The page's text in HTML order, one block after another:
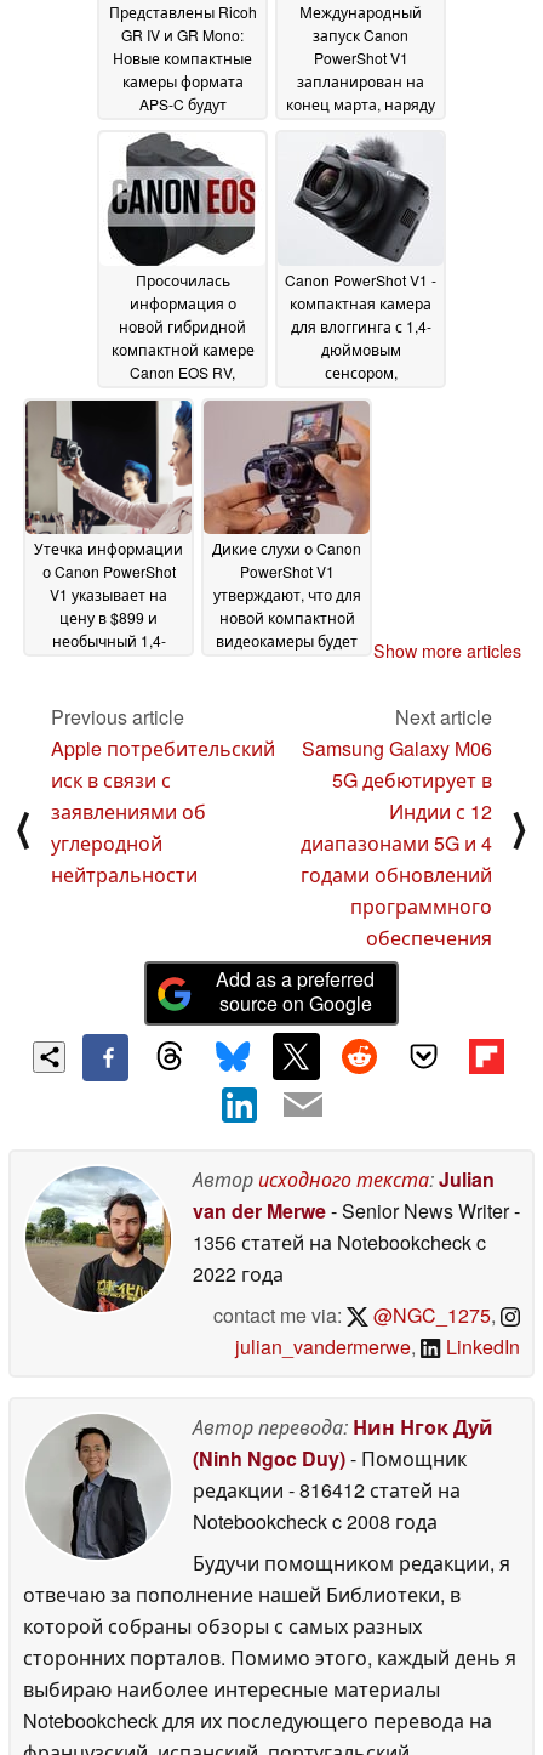
Представлены Ricoh
GR IV и GR Mono:
Новые компактные
камеры формата
APS-C будут
выпущены в
ближайшее время,
но видео по-
прежнему не
является
приоритетом для
Ricoh
Международный
запуск Canon
PowerShot V1
запланирован на
конец марта, наряду
компактными
камерами EOS для
видеосъемки
14 March
2025
Просочилась
информация о
новой гибридной
компактной камере
Canon EOS RV,
ориентированной
на видеосъемку, с
сенсором APS-C и
сменными
объективами
08 March
2025
Canon PowerShot V1 -
компактная камера
для влоггинга с 1,4-
дюймовым
сенсором,
вентилятором
охлаждения для
расширенного видео
4K 60fps21 February 2025
Утечка информации
о Canon PowerShot
V1 указывает на
цену в $899 и
необычный 1,4-
гибридной камеры18
Дикие слухи о Canon
PowerShot V1
утверждают, что для
новой компактной
видеокамеры будет
Show more articles
⟨
Previous article
Apple потребительский
иск в связи с
заявлениями об
углеродной
нейтральности
Next article
Samsung Galaxy M06
5G дебютирует в
Индии с 12
диапазонами 5G и 4
годами обновлений
программного
обеспечения
⟩
Add as a preferred
source on Google
Авторисходного текста:Julian
van der Merwe- Senior News Writer-
1356 статей на Notebookcheckc
2022 года
contact me via:
@NGC_1275,
julian_vandermerwe, LinkedIn
Автор перевода: Нин Нгок Дуй
(Ninh Ngoc Duy)- Помощник
редакции - 816412 статей на
Notebookcheckc 2008 года
Будучи помощником редакции, я
отвечаю за пополнение нашей Библиотеки, в
которой собраны обзоры с самых разных
сторонних порталов. Помимо этого, каждый день я
выбираю наиболее интересные материалы
Notebookcheck для их последующего перевода на